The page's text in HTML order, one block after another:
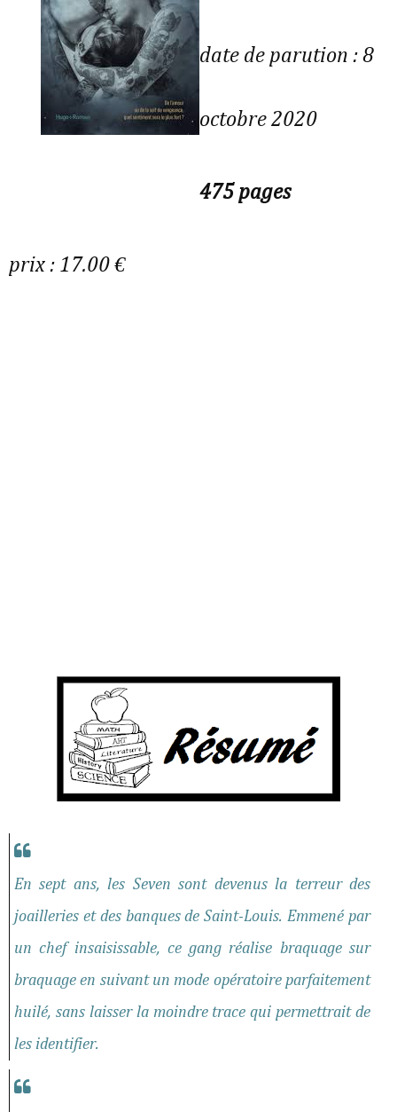
date de parution : 8
octobre 2020
475 pages
prix : 17.00 €
En sept ans, les Seven sont devenus la terreur des
joailleries et des banques de Saint-Louis. Emmené par
un chef insaisissable, ce gang réalise braquage sur
braquage en suivant un mode opératoire parfaitement
huilé, sans laisser la moindre trace qui permettrait de
les identifier.